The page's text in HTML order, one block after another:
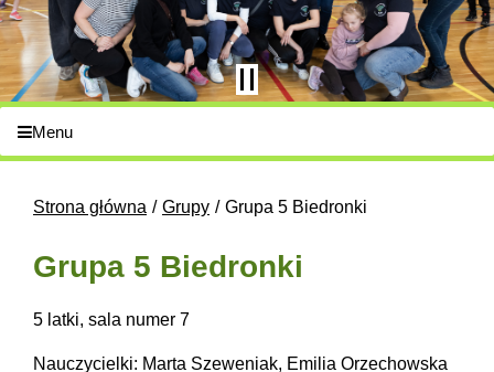
Menu
Strona główna Grupy Grupa 5 Biedronki
Grupa 5 Biedronki
5 latki, sala numer 7
Nauczycielki: Marta Szeweniak, Emilia Orzechowska